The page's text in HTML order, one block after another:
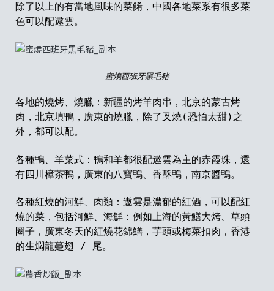
除了以上的有當地風味的菜餚，中國各地菜系有很多菜
色可以配遨雲。
蜜燒西班牙黑毛豬
各地的燒烤、燒臘：新疆的烤羊肉串，北京的蒙古烤
肉，北京填鴨，廣東的燒臘，除了叉燒(恐怕太甜) 之
外，都可以配。
各種鴨、羊菜式：鴨和羊都很配遨雲為主的赤霞珠，還
有四川樟茶鴨，廣東的八寶鴨、香酥鴨，南京醬鴨。
各種紅燒的河鮮、肉類：遨雲是濃郁的紅酒，可以配紅
燒的菜，包括河鮮、海鮮：例如上海的黃鱔大烤、草頭
圈子，廣東冬天的紅燒花錦鱔，芋頭或梅菜扣肉，香港
的生燜龍躉翅 / 尾。